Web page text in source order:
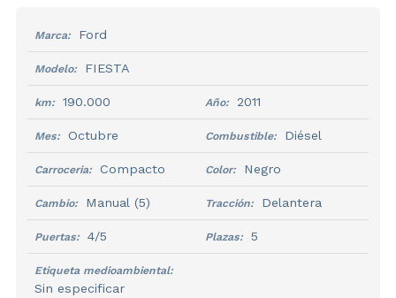
Marca: Ford
Modelo: FIESTA
km: 190.000 Año: 2011
Mes: Octubre Combustible: Diésel
Carroceria: Compacto Color: Negro
Cambio: Manual (5) Tracción: Delantera
Puertas: 4/5 Plazas: 5
Etiqueta medioambiental:
Sin especificar